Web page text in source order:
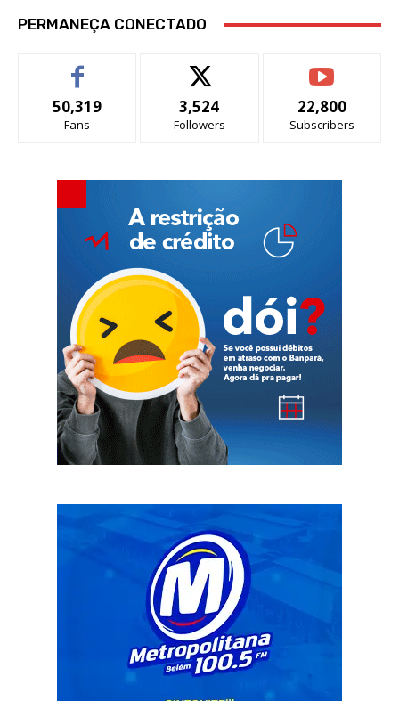
PERMANEÇA CONECTADO
50,319
Fans
3,524
Followers
22,800
Subscribers